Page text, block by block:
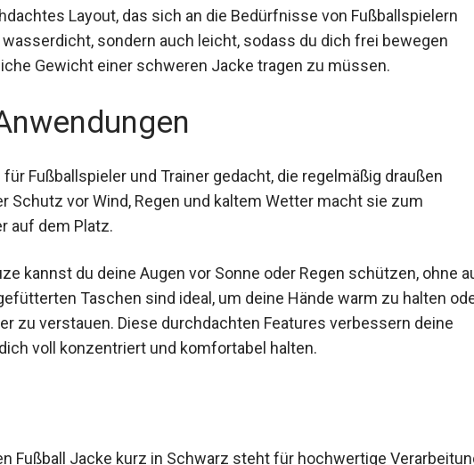
Layout, das sich an die Bedürfnisse von Fußballspielern
sondern auch leicht, sodass du dich frei bewegen
Gewicht einer schweren Jacke tragen zu müssen.
Fußballspieler und Trainer gedacht, die regelmäßig draußen
Schutz vor Wind, Regen und kaltem Wetter macht sie zum
auf dem Platz.
kannst du deine Augen vor Sonne oder Regen schützen, ohne
gefütterten Taschen sind ideal, um deine Hände warm zu halten
sicher zu verstauen. Diese durchdachten Features verbessern
sie dich voll konzentriert und komfortabel halten.
Fußball Jacke kurz in Schwarz steht für hochwertige